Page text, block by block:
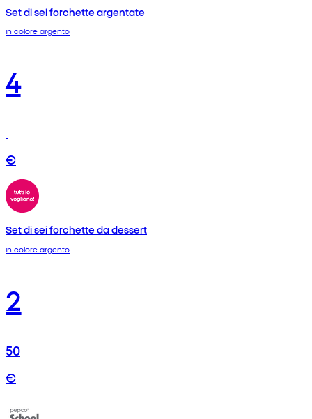
Set di sei forchette argentate
in colore argento
4
€
Set di sei forchette da dessert
in colore argento
2
50
€